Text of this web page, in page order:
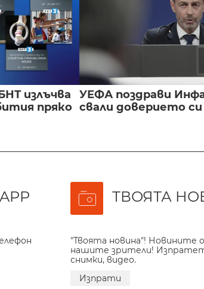
излъчва
пряко
УЕФА поздрави
свали доверието
ТВОЯТА
"Твоята новина"! Новините
нашите зрители!
снимки, видео.
Изпрати